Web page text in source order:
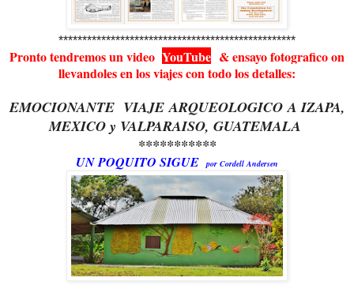
**************************************************
Pronto tendremos un video YouTube & ensayo fotografico on
llevandoles en los viajes con todo los detalles:
EMOCIONANTE VIAJEARQUEOLOGICOA IZAPA,
MEXICO y VALPARAISO, GUATEMALA
***********
UN POQUITO SIGUEpor Cordell Andersen